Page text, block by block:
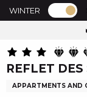
A
l
e
r
a
PAGE
WINTER
Summer home
REFLET
APPARTMENTS AND